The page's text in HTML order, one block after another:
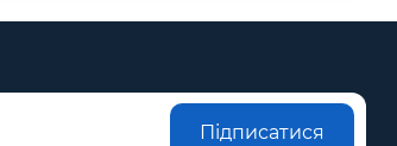
Підписатися